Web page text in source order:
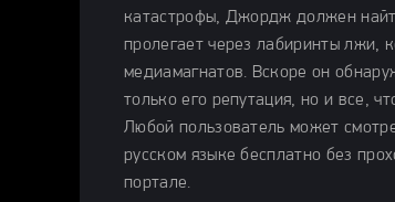
катастрофы, Джордж должен
пролегает через лабиринты лжи,
медиамагнатов. Вскоре он
только его репутация, но и все,
Любой пользователь может
русском языке бесплатно без
портале.